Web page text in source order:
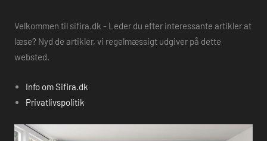
Velkommen til sifira.dk - Leder du efter interessante artikler at
læse? Nyd de artikler, vi regelmæssigt udgiver på dette
websted.
Info om Sifira.dk
Privatlivspolitik